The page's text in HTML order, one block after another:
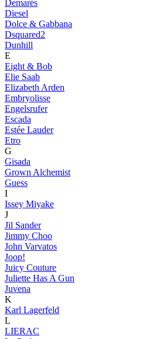
Demarés
Diesel
Dolce & Gabbana
Dsquared2
Dunhill
E
Eight & Bob
Elie Saab
Elizabeth Arden
Embryolisse
Engelsrufer
Escada
Estée Lauder
Etro
G
Gisada
Grown Alchemist
Guess
I
Issey Miyake
J
Jil Sander
Jimmy Choo
John Varvatos
Joop!
Juicy Couture
Juliette Has A Gun
Juvena
K
Karl Lagerfeld
L
LIERAC